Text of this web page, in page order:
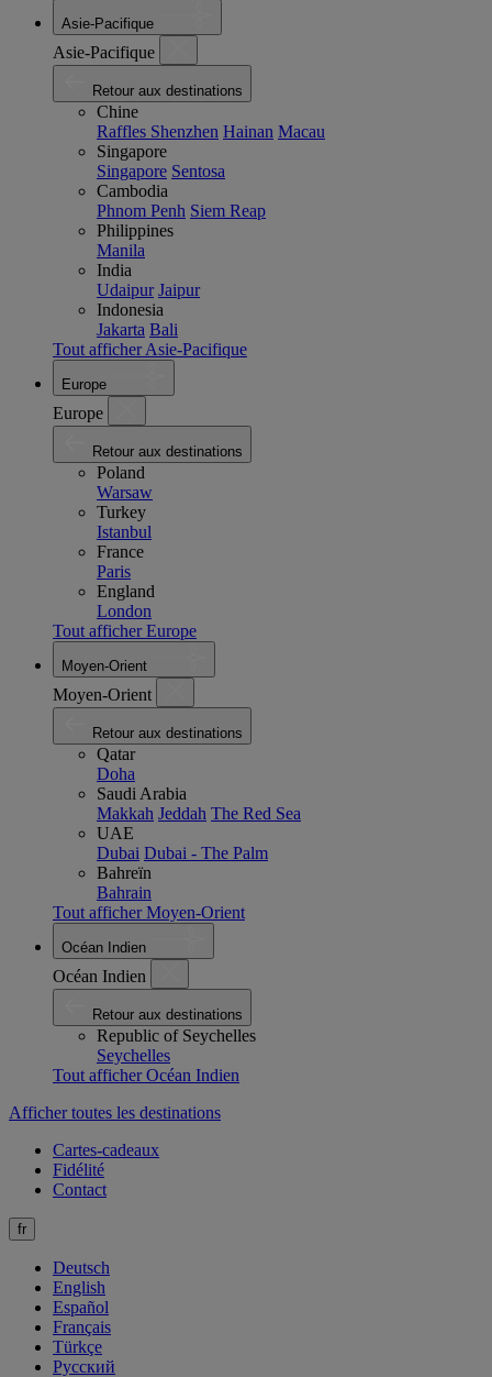
Asie-Pacifique
Asie-Pacifique
Retour aux destinations
Chine
Raffles Shenzhen Hainan Macau
Singapore
Singapore Sentosa
Cambodia
Phnom Penh Siem Reap
Philippines
Manila
India
Udaipur Jaipur
Indonesia
Jakarta Bali
Tout afficher Asie-Pacifique
Europe
Europe
Retour aux destinations
Poland
Warsaw
Turkey
Istanbul
France
Paris
England
London
Tout afficher Europe
Moyen-Orient
Moyen-Orient
Retour aux destinations
Qatar
Doha
Saudi Arabia
Makkah Jeddah The Red Sea
UAE
Dubai Dubai - The Palm
Bahreïn
Bahrain
Tout afficher Moyen-Orient
Océan Indien
Océan Indien
Retour aux destinations
Republic of Seychelles
Seychelles
Tout afficher Océan Indien
Afficher toutes les destinations
Cartes-cadeaux
Fidélité
Contact
fr
Deutsch
English
Español
Français
Türkçe
Русский